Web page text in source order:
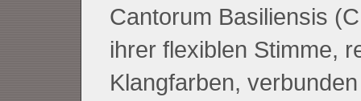
Cantorum Basiliensis
ihrer flexiblen Stimme,
Klangfarben,